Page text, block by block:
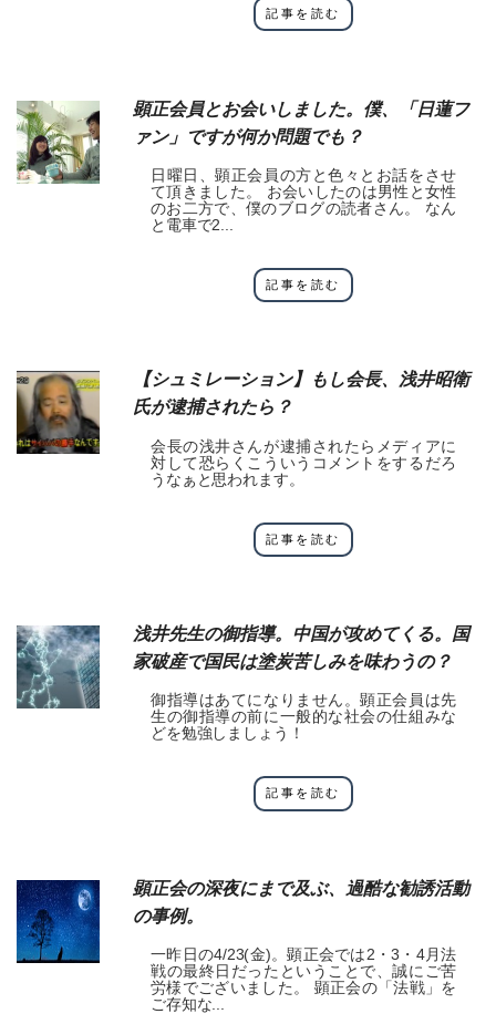
記事を読む
顕正会員とお会いしました。僕、「日蓮フ
ァン」ですが何か問題でも？
日曜日、顕正会員の方と色々とお話をさせ
て頂きました。 お会いしたのは男性と女性
のお二方で、僕のブログの読者さん。 なん
と電車で2...
記事を読む
【シュミレーション】もし会長、浅井昭衛
氏が逮捕されたら？
会長の浅井さんが逮捕されたらメディアに
対して恐らくこういうコメントをするだろ
うなぁと思われます。
記事を読む
浅井先生の御指導。中国が攻めてくる。国
家破産で国民は塗炭苦しみを味わうの？
御指導はあてになりません。顕正会員は先
生の御指導の前に一般的な社会の仕組みな
どを勉強しましょう！
記事を読む
顕正会の深夜にまで及ぶ、過酷な勧誘活動
の事例。
一昨日の4/23(金)。顕正会では2・3・4月法
戦の最終日だったということで、誠にご苦
労様でございました。 顕正会の「法戦」を
ご存知な...